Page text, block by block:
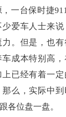
一台保时捷
爱车人士来
。但是，也
成本特别高
已经有着一
么，实际中
各位盘一盘。